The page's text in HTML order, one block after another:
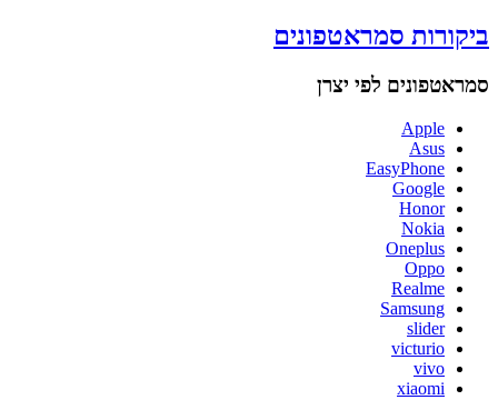
ביקורות סמראטפונים
סמראטפונים לפי יצרן
Apple
Asus
EasyPhone
Google
Honor
Nokia
Oneplus
Oppo
Realme
Samsung
slider
victurio
vivo
xiaomi